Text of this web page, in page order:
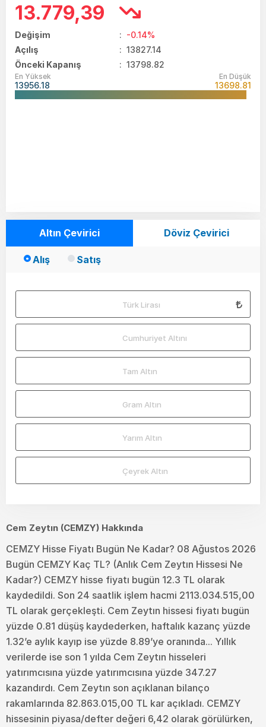
13.779,39
Değişim : -0.14%
Açılış
: 13827.14
Önceki Kapanış
: 13798.82
En Yüksek
13956.18
En Düşük
13698.81
Altın Çevirici Döviz Çevirici
Alış Satış
Türk Lirası
Cumhuriyet Altını
Tam Altın
Gram Altın
Yarım Altın
Çeyrek Altın
Cem Zeytın (CEMZY) Hakkında
CEMZY Hisse Fiyatı Bugün Ne Kadar? 08 Ağustos 2026
Bugün CEMZY Kaç TL? (Anlık Cem Zeytın Hissesi Ne
Kadar?) CEMZY hisse fiyatı bugün 12.3 TL olarak
kaydedildi. Son 24 saatlik işlem hacmi 2113.034.515,00
TL olarak gerçekleşti. Cem Zeytın hissesi fiyatı bugün
yüzde 0.81 düşüş kaydederken, haftalık kazanç yüzde
1.32’e aylık kayıp ise yüzde 8.89’ye oranında... Yıllık
verilerde ise son 1 yılda Cem Zeytın hisseleri
yatırımcısına yüzde yatırımcısına yüzde 347.27
kazandırdı. Cem Zeytın son açıklanan bilanço
rakamlarında 82.863.015,00 TL kar açıkladı. CEMZY
hissesinin piyasa/defter değeri 6,42 olarak görülürken,